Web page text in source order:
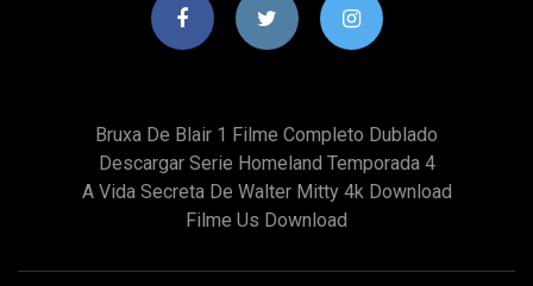
Bruxa De Blair 1 Filme Completo Dublado
Descargar Serie Homeland Temporada 4
A Vida Secreta De Walter Mitty 4k Download
Filme Us Download